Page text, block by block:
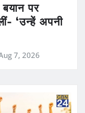
पर
‘उन्हें अपनी
7, 2026